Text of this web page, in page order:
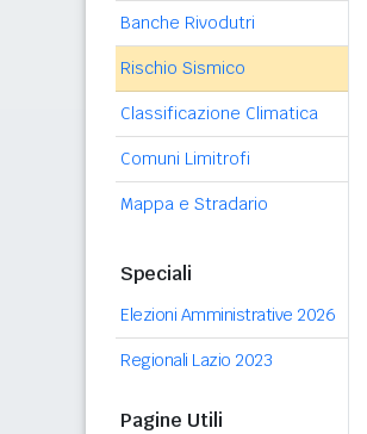
Banche Rivodutri
Rischio Sismico
Classificazione Climatica
Comuni Limitrofi
Mappa e Stradario
Speciali
Elezioni Amministrative 2026
Regionali Lazio 2023
Pagine Utili